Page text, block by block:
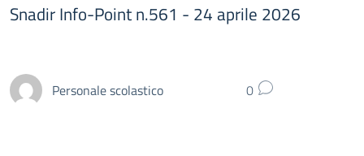
Snadir Info-Point n.561 - 24 aprile 2026
Personale scolastico 0